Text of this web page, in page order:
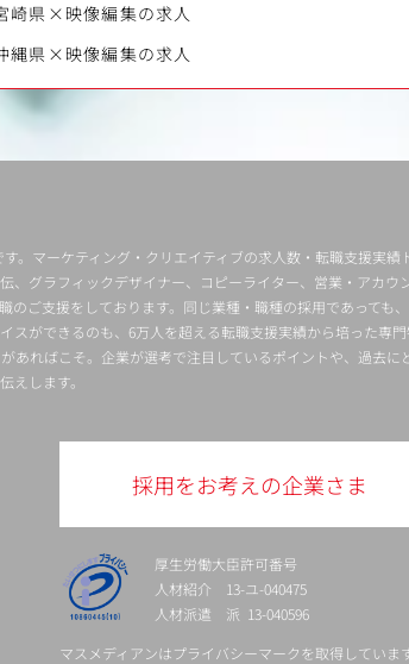
崎県×映像編集の求人
縄県×映像編集の求人
。マーケティング・クリエイティブの求人数・転職支援実績
、グラフィックデザイナー、コピーライター、営業・アカウ
のご支援をしております。同じ業種・職種の採用であっても
スができるのも、6万人を超える転職支援実績から培った専
あればこそ。企業が選考で注目しているポイントや、過去に
えします。
採用をお考えの企業さま
厚生労働大臣許可番号
人材紹介 13-ユ-040475
人材派遣 派 13-040596
マスメディアンはプライバシーマークを取得しています